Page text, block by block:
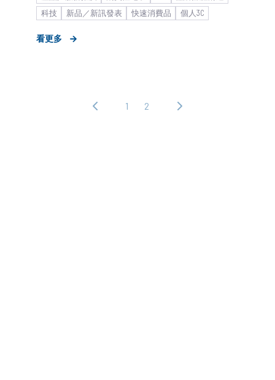
科技
新品／新訊發表 快速消費品
個人3C
看更多
‹ 上
1 2
下